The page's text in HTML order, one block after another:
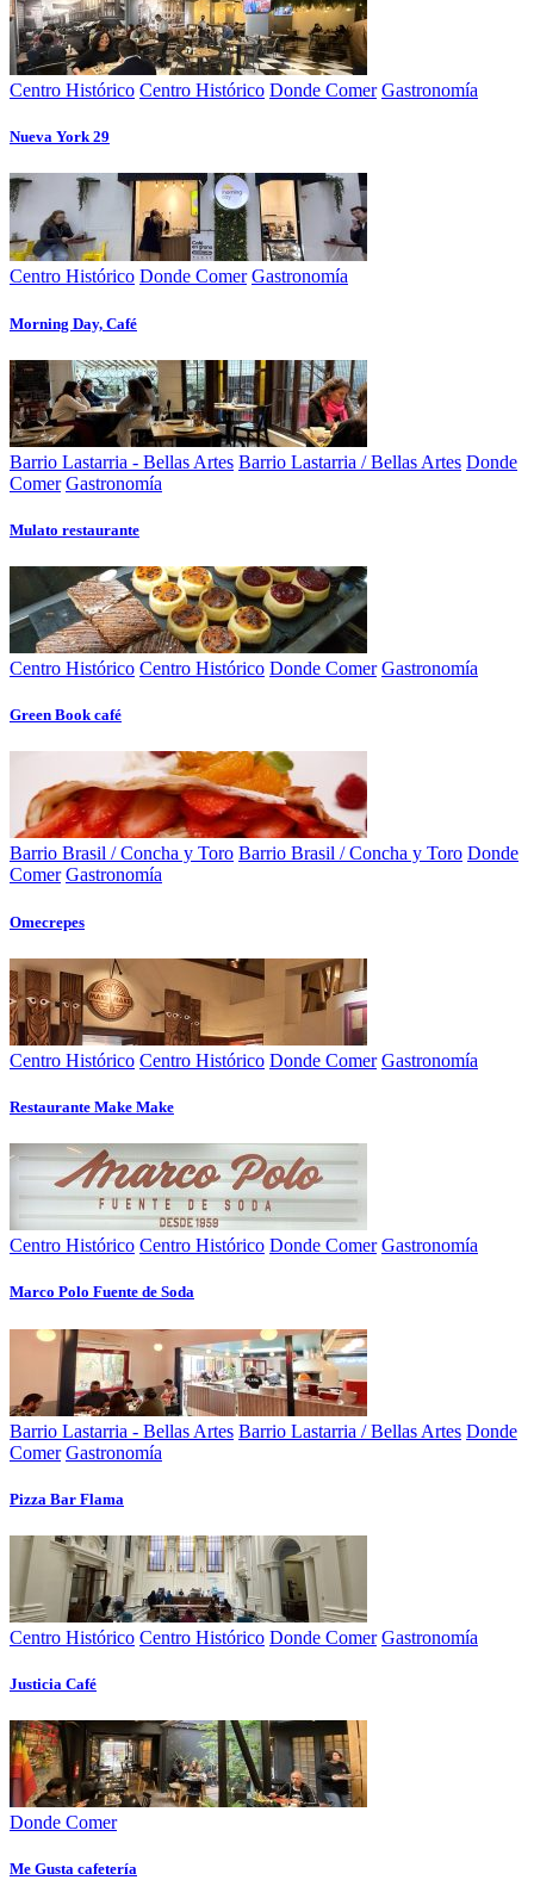
Centro Histórico Centro Histórico Donde Comer Gastronomía
Nueva York 29
Centro Histórico Donde Comer Gastronomía
Morning Day, Café
Barrio Lastarria - Bellas Artes Barrio Lastarria / Bellas Artes Donde
Comer Gastronomía
Mulato restaurante
Centro Histórico Centro Histórico Donde Comer Gastronomía
Green Book café
Barrio Brasil / Concha y Toro Barrio Brasil / Concha y Toro Donde
Comer Gastronomía
Omecrepes
Centro Histórico Centro Histórico Donde Comer Gastronomía
Restaurante Make Make
Centro Histórico Centro Histórico Donde Comer Gastronomía
Marco Polo Fuente de Soda
Barrio Lastarria - Bellas Artes Barrio Lastarria / Bellas Artes Donde
Comer Gastronomía
Pizza Bar Flama
Centro Histórico Centro Histórico Donde Comer Gastronomía
Justicia Café
Donde Comer
Me Gusta cafetería